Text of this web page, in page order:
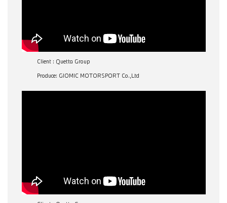
Client : Quetta Group
Produce: GIOMIC MOTORSPORT Co.,Ltd